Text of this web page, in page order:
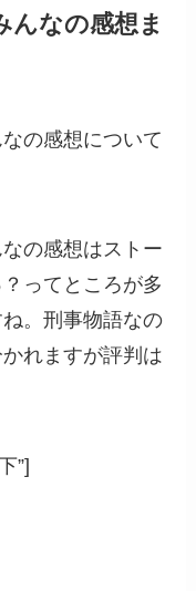
んなの感想ま
の感想について
の感想はストー
ってところが多
。刑事物語なの
れますが評判は
”]